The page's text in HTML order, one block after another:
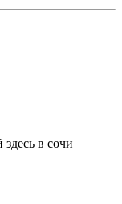
в сочи